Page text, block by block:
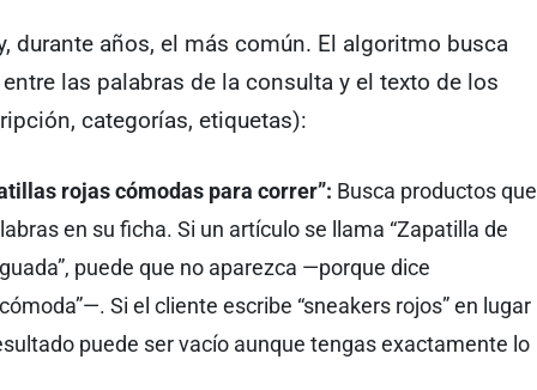
durante años, el más común. El algoritmo busca
las palabras de la consulta y el texto de los
categorías, etiquetas):
rojas cómodas para correr”: Busca productos que
en su ficha. Si un artículo se llama “Zapatilla de
puede que no aparezca —porque dice
Si el cliente escribe “sneakers rojos” en lugar
puede ser vacío aunque tengas exactamente lo